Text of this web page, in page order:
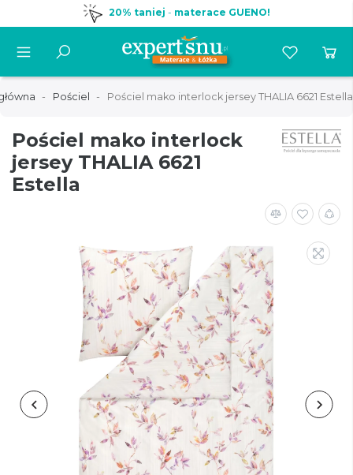
20% taniej - materace GUENO!
Pościel Pościel mako interlock jersey THALIA 6621 Estella
Pościel mako interlock
jersey THALIA 6621
Estella